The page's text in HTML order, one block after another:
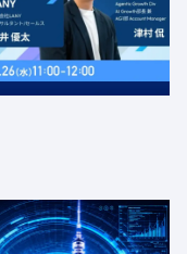
08.18 火 10:00 -
08.21 金 16:00